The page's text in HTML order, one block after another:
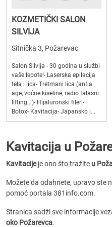
KOZMETIČKI SALON
SILVIJA
Sitnička 3, Požarevac
Salon Silvija - 30 godina u službi
vaše lepote!- Laserska epilacija
tela i lica- Tretmani lica (antia
age, voćne kiseline, radio talasni
lifting...)- Hijaluronski fileri-
Botox- Kavitacija- Japansko i...
Kavitacija u
Kavitacijeje ono što tražite u
Možete da odahnete, upravo ste
pomoć portala 381info.com.
Stranica sadži sve informacije
oko Požarevca.